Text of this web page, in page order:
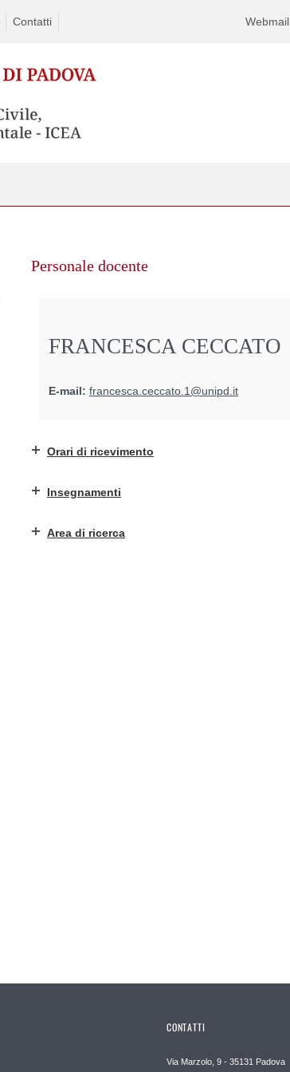
Contatti Webmail
Personale docente
FRANCESCA CECCATO
E-mail: francesca.ceccato.1@unipd.it
Orari di ricevimento
Insegnamenti
Area di ricerca
CONTATTI
Via Marzolo, 9 - 35131 Padova